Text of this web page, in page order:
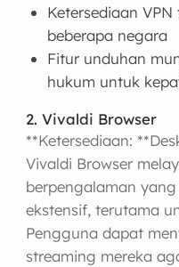
Ketersediaan
beberapa negara
Fitur unduhan
hukum untuk
2. Vivaldi Browser
**Ketersediaan:
Vivaldi Browser
berpengalaman
ekstensif, terutama
Pengguna dapat
streaming mereka